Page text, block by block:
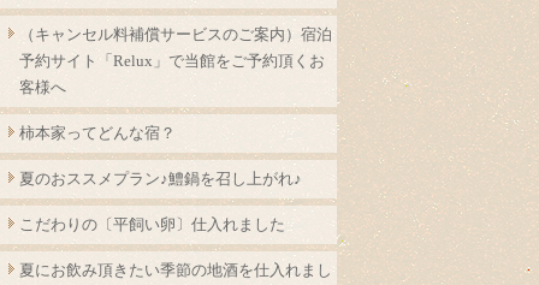
（キャンセル料補償サービスのご案内）宿泊
予約サイト「Relux」で当館をご予約頂くお
客様へ
柿本家ってどんな宿？
夏のおススメプラン♪鱧鍋を召し上がれ♪
こだわりの〔平飼い卵〕仕入れました
夏にお飲み頂きたい季節の地酒を仕入れまし